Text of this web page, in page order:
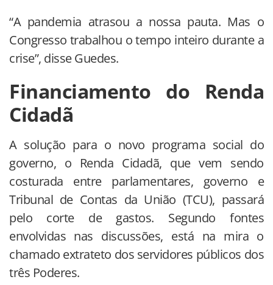
“A pandemia atrasou a nossa pauta. Mas o
Congresso trabalhou o tempo inteiro durante a
crise”, disse Guedes.
Financiamento do Renda
Cidadã
A solução para o novo programa social do
governo, o Renda Cidadã, que vem sendo
costurada entre parlamentares, governo e
Tribunal de Contas da União (TCU), passará
pelo corte de gastos. Segundo fontes
envolvidas nas discussões, está na mira o
chamado extrateto dos servidores públicos dos
três Poderes.